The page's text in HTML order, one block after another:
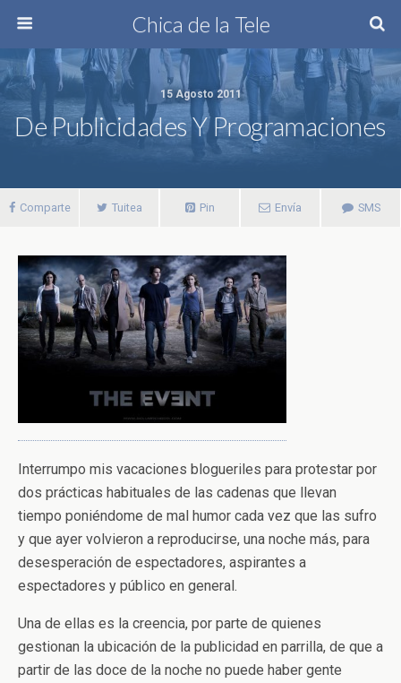
Chica de la Tele
15 Agosto 2011
De Publicidades Y Programaciones
Comparte Tuitea Pin Envía SMS
Interrumpo mis vacaciones blogueriles para protestar por
dos prácticas habituales de las cadenas que llevan
tiempo poniéndome de mal humor cada vez que las sufro
y que ayer volvieron a reproducirse, una noche más, para
desesperación de espectadores, aspirantes a
espectadores y público en general.
Una de ellas es la creencia, por parte de quienes
gestionan la ubicación de la publicidad en parrilla, de que a
partir de las doce de la noche no puede haber gente